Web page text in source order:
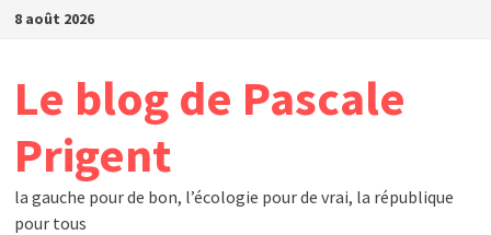
Passer
8 août 2026
Le blog de Pascale
Prigent
la gauche pour de bon, l’écologie pour de vrai, la république
pour tous